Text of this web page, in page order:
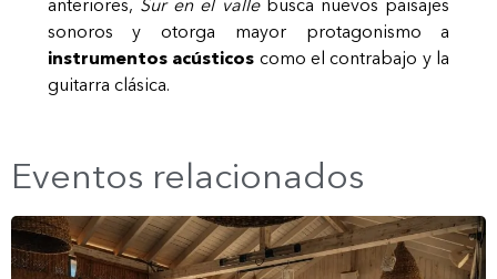
sonoros y otorga mayor protagonismo a
instrumentos acústicos como el contrabajo y la
guitarra clásica.
Eventos relacionados